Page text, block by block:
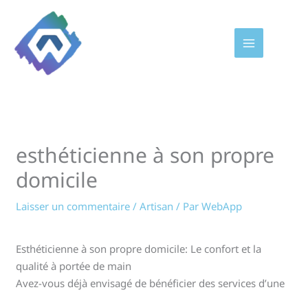
contenu
esthéticienne à son propre
domicile
Laisser un commentaire /Artisan / ParWebApp
Esthéticienne à son propre domicile: Le confort et la
qualité à portée de main
Avez-vous déjà envisagé de bénéficier des services d’une